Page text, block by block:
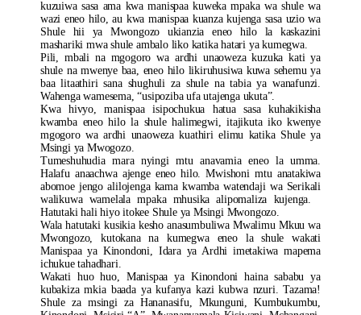
kuzuiwa sasa ama kwa manispaa kuweka mpaka wa shule wa
wazi eneo hilo, au kwa manispaa kuanza kujenga sasa uzio wa
Shule hii ya Mwongozo ukianzia eneo hilo la kaskazini
mashariki mwa shule ambalo liko katika hatari ya kumegwa.
Pili, mbali na mgogoro wa ardhi unaoweza kuzuka kati ya
shule na mwenye baa, eneo hilo likiruhusiwa kuwa sehemu ya
baa litaathiri sana shughuli za shule na tabia ya wanafunzi.
Wahenga wamesema, “usipoziba ufa utajenga ukuta”.
Kwa hivyo, manispaa isipochukua hatua sasa kuhakikisha
kwamba eneo hilo la shule halimegwi, itajikuta iko kwenye
mgogoro wa ardhi unaoweza kuathiri elimu katika Shule ya
Msingi ya Mwogozo.
Tumeshuhudia mara nyingi mtu anavamia eneo la umma.
Halafu anaachwa ajenge eneo hilo. Mwishoni mtu anatakiwa
abomoe jengo alilojenga kama kwamba watendaji wa Serikali
walikuwa wamelala mpaka mhusika alipomaliza kujenga.
Hatutaki hali hiyo itokee Shule ya Msingi Mwongozo.
Wala hatutaki kusikia kesho anasumbuliwa Mwalimu Mkuu wa
Mwongozo, kutokana na kumegwa eneo la shule wakati
Manispaa ya Kinondoni, Idara ya Ardhi imetakiwa mapema
ichukue tahadhari.
Wakati huo huo, Manispaa ya Kinondoni haina sababu ya
kubakiza mkia baada ya kufanya kazi kubwa nzuri. Tazama!
Shule za msingi za Hananasifu, Mkunguni, Kumbukumbu,